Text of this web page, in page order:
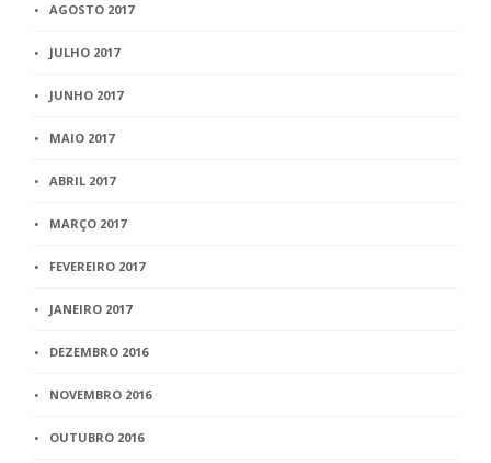
AGOSTO 2017
JULHO 2017
JUNHO 2017
MAIO 2017
ABRIL 2017
MARÇO 2017
FEVEREIRO 2017
JANEIRO 2017
DEZEMBRO 2016
NOVEMBRO 2016
OUTUBRO 2016